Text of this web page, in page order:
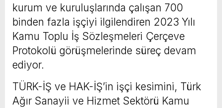
kurum ve kuruluşlarında çalışan 700
binden fazla işçiyi ilgilendiren 2023 Yılı
Kamu Toplu İş Sözleşmeleri Çerçeve
Protokolü görüşmelerinde süreç devam
ediyor.
TÜRK-İŞ ve HAK-İŞ’in işçi kesimini, Türk
Ağır Sanayii ve Hizmet Sektörü Kamu